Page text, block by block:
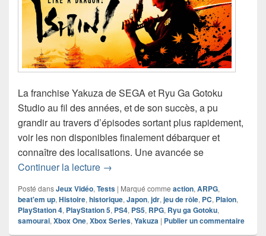
La franchise Yakuza de SEGA et Ryu Ga Gotoku
Studio au fil des années, et de son succès, a pu
grandir au travers d’épisodes sortant plus rapidement,
voir les non disponibles finalement débarquer et
connaître des localisations. Une avancée se
Continuer la lecture Chronique Jeu Vidéo Like a Dragon –
→
Posté dansJeux Vidéo, Tests | Marqué comme action, ARPG,
beat'em up, Histoire, historique, Japon, jdr, jeu de rôle, PC, Plaion,
PlayStation 4, PlayStation 5, PS4, PS5, RPG, Ryu ga Gotoku,
samourai, Xbox One, Xbox Series, Yakuza | Publier un commentaire